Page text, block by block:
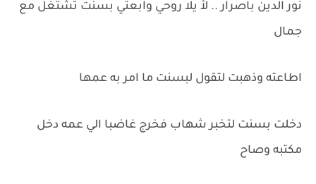
نور الدين باصرار .. لأ يلا روحي وابعتي بسنت تشتغل مع
جمال
اطاعته وذهبت لتقول لبسنت ما امر به عمها
دخلت بسنت لتخبر شهاب فخرج غاضبا الي عمه دخل
مكتبه وصاح